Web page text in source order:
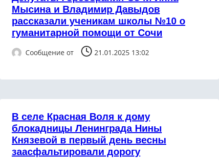
Мысина и Владимир Давыдов
рассказали ученикам школы №10 о
гуманитарной помощи от Сочи
Сообщение от 21.01.2025 13:02
В селе Красная Воля к дому
блокадницы Ленинграда Нины
Князевой в первый день весны
заасфальтировали дорогу